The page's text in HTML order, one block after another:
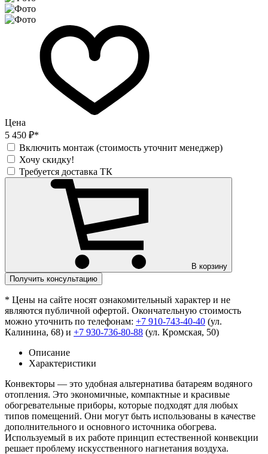
Цена
5 450 ₽*
Включить монтаж (стоимость уточнит менеджер)
Хочу скидку!
Требуется доставка ТК
В корзину
Получить консультацию
* Цены на сайте носят ознакомительный характер и не
являются публичной офертой. Окончательную стоимость
можно уточнить по телефонам: +7 910-743-40-40 (ул.
Калинина, 68) и +7 930-736-80-88 (ул. Кромская, 50)
Описание
Характеристики
Конвекторы — это удобная альтернатива батареям водяного
отопления. Это экономичные, компактные и красивые
обогревательные приборы, которые подходят для любых
типов помещений. Они могут быть использованы в качестве
дополнительного и основного источника обогрева.
Используемый в их работе принцип естественной конвекции
решает проблему искусственного нагнетания воздуха.